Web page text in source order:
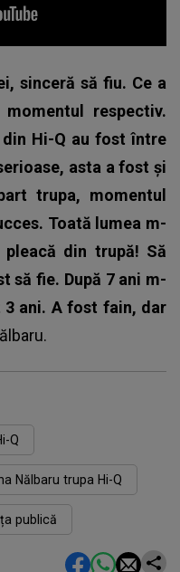
sinceră să fiu. Ce a
respectiv.
Hi-Q au fost între
asta a fost și
trupa, momentul
Toată lumea m-
din trupă! Să
să fie. După 7 ani m-
ani. A fost fain, dar
Q
Nălbaru trupa Hi-Q
publică